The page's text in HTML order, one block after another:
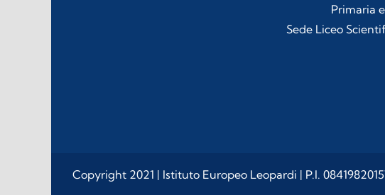
Primaria
Sede Liceo
Copyright 2021 | Istituto Europeo Leopardi | P.I.